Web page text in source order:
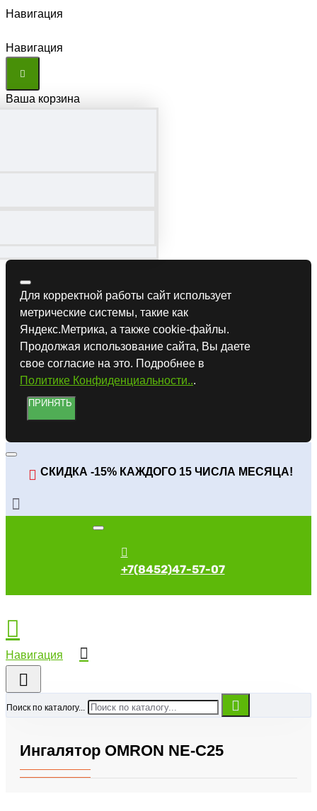
Навигация
Навигация
Ваша корзина
Для корректной работы сайт использует
метрические системы, такие как
Яндекс.Метрика, а также cookie-файлы.
Продолжая использование сайта, Вы даете
свое согласие на это. Подробнее в
Политике Конфиденциальности...
ПРИНЯТЬ
СКИДКА -15% КАЖДОГО 15 ЧИСЛА МЕСЯЦА!
+7(8452)47-57-07
Поиск по каталогу...
Ингалятор OMRON NE-C25